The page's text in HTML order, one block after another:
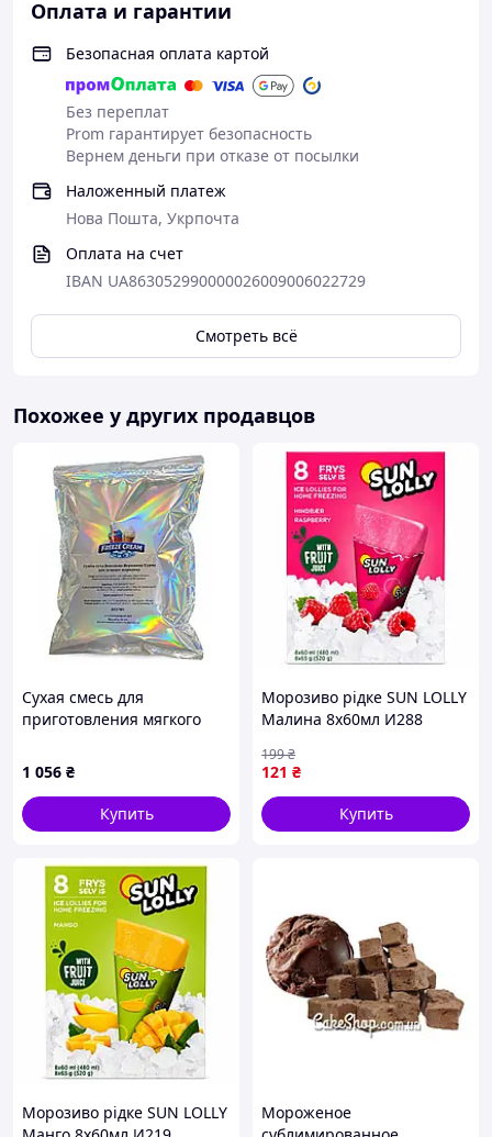
Оплата и гарантии
Безопасная оплата картой
Без переплат
Prom гарантирует безопасность
Вернем деньги при отказе от посылки
Наложенный платеж
Нова Пошта, Укрпочта
Оплата на счет
IBAN UA863052990000026009006022729
Смотреть всё
Похожее у других продавцов
Сухая смесь для
приготовления мягкого
Сливочный 2 кг (63-0110)
1 056 ₴
Купить
Морозиво рідке SUN LOLLY
Малина 8х60мл И288
121 ₴
199₴
Купить
Морозиво рідке SUN LOLLY
Мороженое